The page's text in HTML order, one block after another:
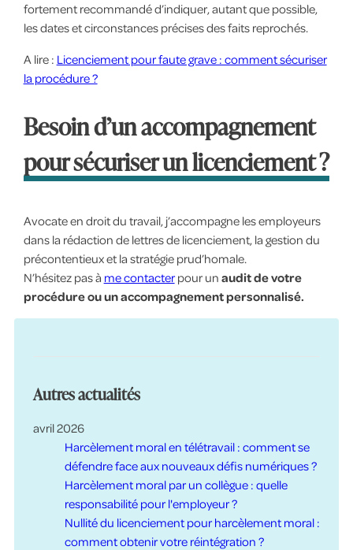
fortement recommandé d’indiquer, autant que possible,
les dates et circonstances précises des faits reprochés.
A lire : Licenciement pour faute grave : comment sécuriser
la procédure ?
Besoin d’un accompagnement
pour sécuriser un licenciement ?
Avocate en droit du travail, j’accompagne les employeurs
dans la rédaction de lettres de licenciement, la gestion du
précontentieux et la stratégie prud’homale.
N’hésitez pas à me contacterpour un audit de votre
procédure ou un accompagnement personnalisé.
Autres actualités
avril 2026
Harcèlement moral en télétravail : comment se
défendre face aux nouveaux défis numériques ?
Harcèlement moral par un collègue : quelle
responsabilité pour l'employeur ?
Nullité du licenciement pour harcèlement moral :
comment obtenir votre réintégration ?